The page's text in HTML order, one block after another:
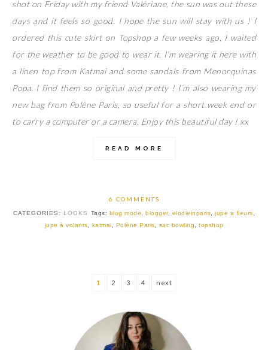
shot on Friday with my friend Valériane, the sun was out these
days and it feels so good. I hope the sun will stay with us ! I
ordered this cute skirt on Topshop a few weeks ago, I waited
for the weather to be good to wear it, I’m wearing it here with
a linen top from Katmai and some sandals from Menorquinas
Popa. I find them so original and pretty ! I’m also wearing my
new bag from Polène Paris, so useful for a short week end or
to carry a computer or a camera. Enjoy this beautiful day ! xx
READ MORE
6 COMMENTS
CATEGORIES: LOOKS Tags: blog mode ,blogger, elodieinparis ,jupe a fleurs
jupe à volants
katmai Polène Paris sac bowling topshop
1 2 3 4 next